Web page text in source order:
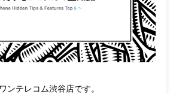
ンテレコム渋谷店です。